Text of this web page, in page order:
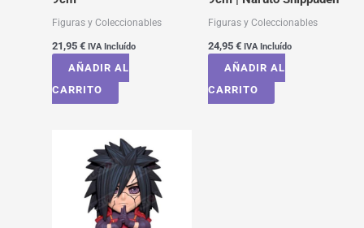
Figuras y Coleccionables
21,95 € IVA Incluído
AÑADIR AL
CARRITO
Figuras y Coleccionables
24,95 € IVA Incluído
AÑADIR AL
CARRITO